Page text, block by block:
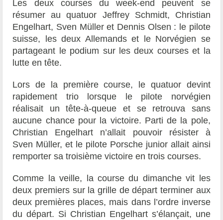
Les deux courses du week-end peuvent se
résumer au quatuor Jeffrey Schmidt, Christian
Engelhart, Sven Müller et Dennis Olsen : le pilote
suisse, les deux Allemands et le Norvégien se
partageant le podium sur les deux courses et la
lutte en tête.
Lors de la première course, le quatuor devint
rapidement trio lorsque le pilote norvégien
réalisait un tête-à-queue et se retrouva sans
aucune chance pour la victoire. Parti de la pole,
Christian Engelhart n’allait pouvoir résister à
Sven Müller, et le pilote Porsche junior allait ainsi
remporter sa troisième victoire en trois courses.
Comme la veille, la course du dimanche vit les
deux premiers sur la grille de départ terminer aux
deux premières places, mais dans l’ordre inverse
du départ. Si Christian Engelhart s’élançait, une